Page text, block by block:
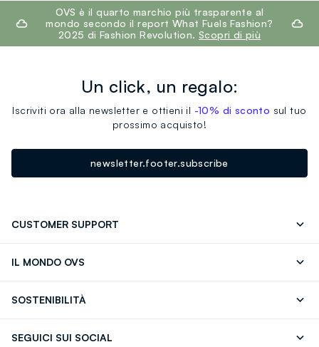
footer.ariatitleOVS è il quarto marchio più trasparente al
mondo secondo il report What Fuels Fashion?
2025 di Fashion Revolution. Scopri di più
Un click, un regalo:
Iscriviti ora alla newsletter e ottieni il -10% di sconto sul tuo
prossimo acquisto!
newsletter.footer.subscribe
CUSTOMER SUPPORT
IL MONDO OVS
Giftcard
SOSTENIBILITÀ
SEGUICI SUI SOCIAL